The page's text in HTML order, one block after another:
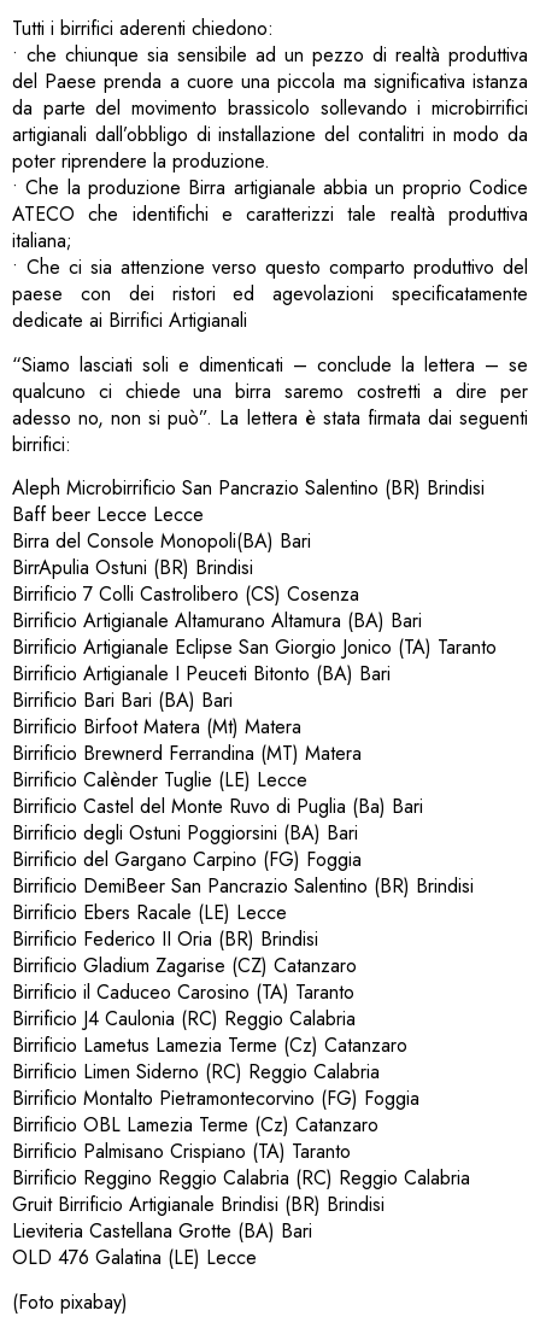
Tutti i birrifici aderenti chiedono:
• che chiunque sia sensibile ad un pezzo di realtà produttiva
del Paese prenda a cuore una piccola ma significativa istanza
da parte del movimento brassicolo sollevando i microbirrifici
artigianali dall’obbligo di installazione del contalitri in modo da
poter riprendere la produzione.
• Che la produzione Birra artigianale abbia un proprio Codice
ATECO che identifichi e caratterizzi tale realtà produttiva
italiana;
• Che ci sia attenzione verso questo comparto produttivo del
paese con dei ristori ed agevolazioni specificatamente
dedicate ai Birrifici Artigianali
“Siamo lasciati soli e dimenticati – conclude la lettera – se
qualcuno ci chiede una birra saremo costretti a dire per
adesso no, non si può”. La lettera è stata firmata dai seguenti
birrifici:
Aleph Microbirrificio San Pancrazio Salentino (BR) Brindisi
Baff beer Lecce Lecce
Birra del Console Monopoli(BA) Bari
BirrApulia Ostuni (BR) Brindisi
Birrificio 7 Colli Castrolibero (CS) Cosenza
Birrificio Artigianale Altamurano Altamura (BA) Bari
Birrificio Artigianale Eclipse San Giorgio Jonico (TA) Taranto
Birrificio Artigianale I Peuceti Bitonto (BA) Bari
Birrificio Bari Bari (BA) Bari
Birrificio Birfoot Matera (Mt) Matera
Birrificio Brewnerd Ferrandina (MT) Matera
Birrificio Calènder Tuglie (LE) Lecce
Birrificio Castel del Monte Ruvo di Puglia (Ba) Bari
Birrificio degli Ostuni Poggiorsini (BA) Bari
Birrificio del Gargano Carpino (FG) Foggia
Birrificio DemiBeer San Pancrazio Salentino (BR) Brindisi
Birrificio Ebers Racale (LE) Lecce
Birrificio Federico II Oria (BR) Brindisi
Birrificio Gladium Zagarise (CZ) Catanzaro
Birrificio il Caduceo Carosino (TA) Taranto
Birrificio J4 Caulonia (RC) Reggio Calabria
Birrificio Lametus Lamezia Terme (Cz) Catanzaro
Birrificio Limen Siderno (RC) Reggio Calabria
Birrificio Montalto Pietramontecorvino (FG) Foggia
Birrificio OBL Lamezia Terme (Cz) Catanzaro
Birrificio Palmisano Crispiano (TA) Taranto
Birrificio Reggino Reggio Calabria (RC) Reggio Calabria
Gruit Birrificio Artigianale Brindisi (BR) Brindisi
Lieviteria Castellana Grotte (BA) Bari
OLD 476 Galatina (LE) Lecce
(Foto pixabay)